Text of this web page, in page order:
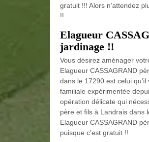
gratuit !!! Alors n’attendez
!! .
Elagueur
jardinage !!
Vous désirez aménager
Elagueur CASSAGRAND
dans le 17290 est celui
familiale expérimentée
opération délicate qui
père et fils à Landrais dans
Elagueur CASSAGRAND
puisque c’est gratuit !!